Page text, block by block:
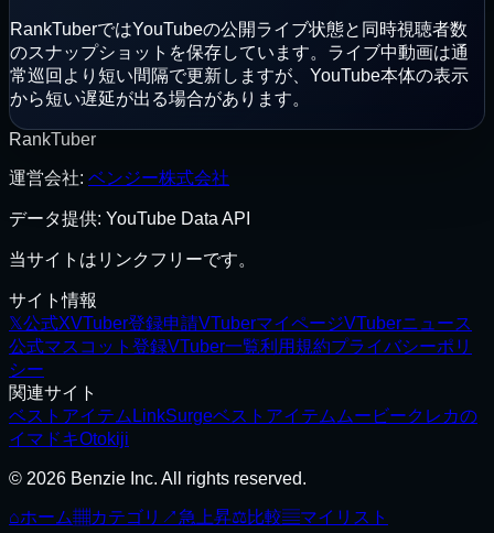
RankTuberではYouTubeの公開ライブ状態と同時視聴者数
のスナップショットを保存しています。ライブ中動画は通
常巡回より短い間隔で更新しますが、YouTube本体の表示
から短い遅延が出る場合があります。
RankTuber
運営会社: ベンジー株式会社
データ提供: YouTube Data API
当サイトはリンクフリーです。
サイト情報
𝕏公式XVTuber登録申請VTuberマイページVTuberニュース
公式マスコット 登録VTuber一覧利用規約プライバシーポリ
シー
関連サイト
ベストアイテム LinkSurgeベストアイテムムービークレカの
イマドキOtokiji
© 2026 Benzie Inc. All rights reserved.
⌂ホーム▦カテゴリ ↗ 急上昇⚖比較▤マイリスト